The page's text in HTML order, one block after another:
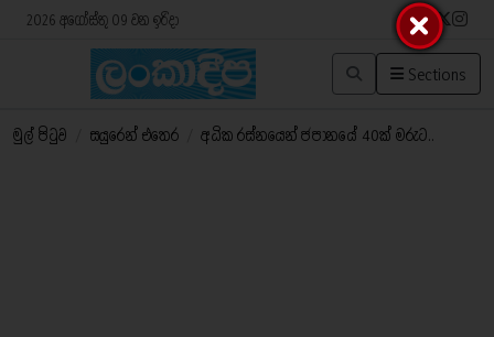
2026 අගෝස්තු 09 වන ඉරිදා
Sections
මුල් පිටුව සයුරෙන් එතෙර අධික රස්නයෙන් ජපානයේ 40ක් මරුට..